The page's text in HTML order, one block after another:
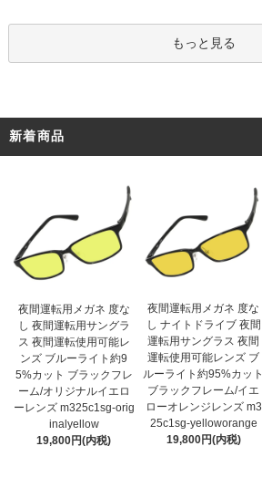
もっと見る
新着商品
夜間運転用メガネ 度な
し 夜間運転用サングラ
ス 夜間運転使用可能レ
ンズ ブルーライト約9
5%カット ブラックフレ
ーム/オリジナルイエロ
ーレンズ m325c1sg-orig
inalyellow
19,800円(内税)
夜間運転用メガネ 度な
し ナイトドライブ 夜間
運転用サングラス 夜間
運転使用可能レンズ ブ
ルーライト約95%カット
ブラックフレーム/イエ
ローオレンジレンズ m3
25c1sg-yelloworange
19,800円(内税)